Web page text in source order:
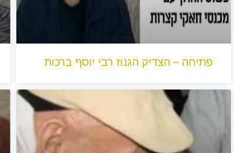
פתיחה – הצדיק הגנוז רבי יוסף ברכות